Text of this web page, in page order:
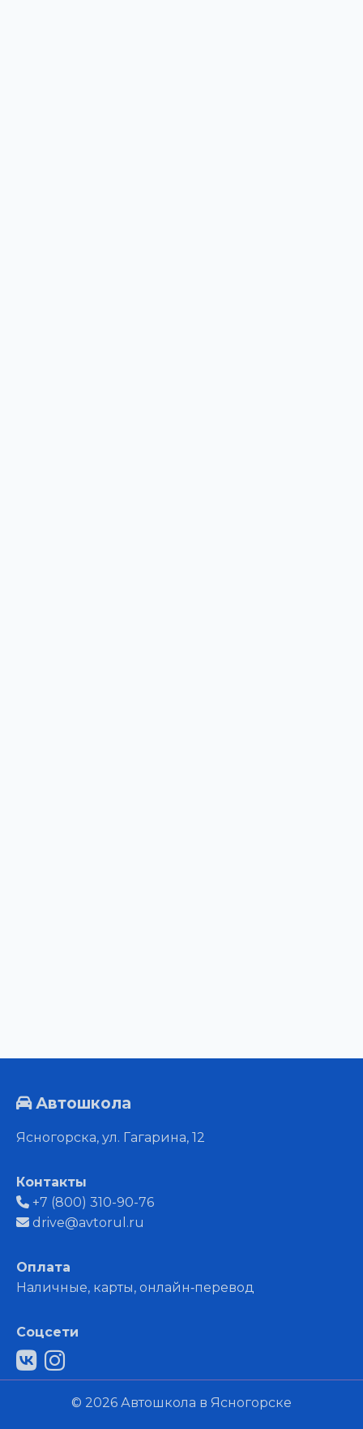
Автошкола
Ясногорска, ул. Гагарина, 12
Контакты
+7 (800) 310-90-76
drive@avtorul.ru
Оплата
Наличные, карты, онлайн‑перевод
Соцсети
© 2026 Автошкола в Ясногорске